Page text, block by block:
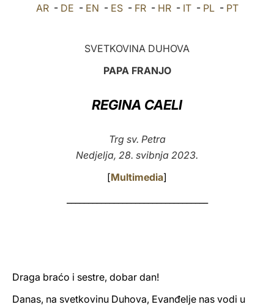
العربيّة AR- DE - EN - ES- FR- HR- IT- PL- PT
SVETKOVINA DUHOVA
PAPA FRANJO
REGINA CAELI
Trg sv. Petra
Nedjelja, 28. svibnja 2023.
[Multimedia]
Draga braćo i sestre, dobar dan!
Danas, na svetkovinu Duhova, Evanđelje nas vodi u